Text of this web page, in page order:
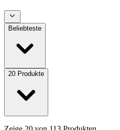
Beliebteste
20 Produkte